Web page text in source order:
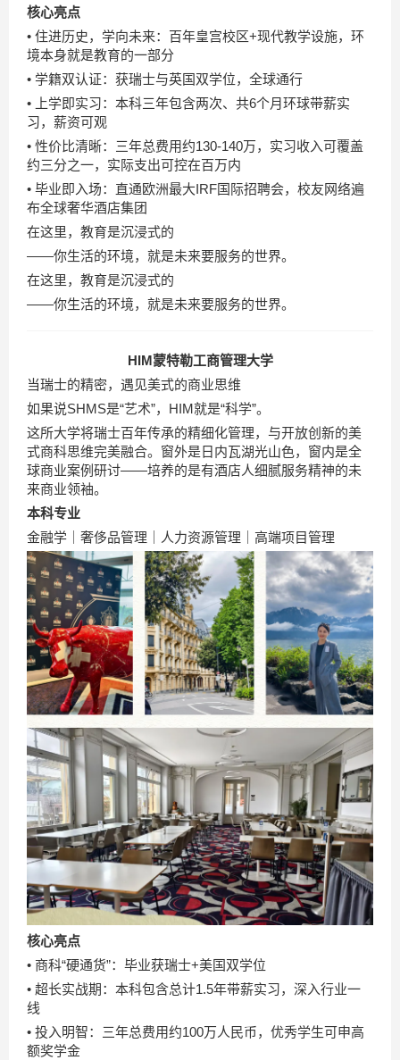
核心亮点
• 住进历史，学向未来：百年皇宫校区+现代教学设施，环
境本身就是教育的一部分
• 学籍双认证：获瑞士与英国双学位，全球通行
• 上学即实习：本科三年包含两次、共6个月环球带薪实
习，薪资可观
• 性价比清晰：三年总费用约130-140万，实习收入可覆盖
约三分之一，实际支出可控在百万内
• 毕业即入场：直通欧洲最大IRF国际招聘会，校友网络遍
布全球奢华酒店集团
在这里，教育是沉浸式的
——你生活的环境，就是未来要服务的世界。
在这里，教育是沉浸式的
——你生活的环境，就是未来要服务的世界。
HIM蒙特勒工商管理大学
当瑞士的精密，遇见美式的商业思维
如果说SHMS是“艺术”，HIM就是“科学”。
这所大学将瑞士百年传承的精细化管理，与开放创新的美
式商科思维完美融合。窗外是日内瓦湖光山色，窗内是全
球商业案例研讨——培养的是有酒店人细腻服务精神的未
来商业领袖。
本科专业
金融学｜奢侈品管理｜人力资源管理｜高端项目管理
核心亮点
• 商科“硬通货”：毕业获瑞士+美国双学位
• 超长实战期：本科包含总计1.5年带薪实习，深入行业一
线
• 投入明智：三年总费用约100万人民币，优秀学生可申高
额奖学金